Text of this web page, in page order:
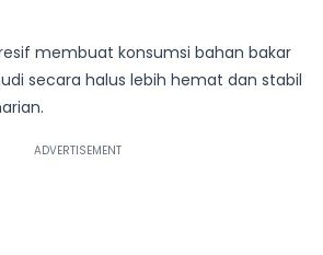
membuat konsumsi bahan bakar
secara halus lebih hemat dan stabil